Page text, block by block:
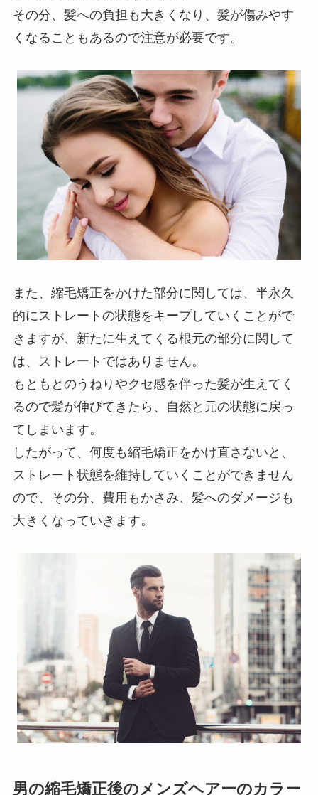
その分、髪への負担も大きくなり、髪が傷みやす
くなることもあるので注意が必要です。
また、縮毛矯正をかけた部分に関しては、半永久
的にストレートの状態をキープしていくことがで
きますが、新たに生えてくる根元の部分に関して
は、ストレートではありません。
もともとのうねりやクセ感を伴った髪が生えてく
るので髪が伸びてきたら、自然と元の状態に戻っ
てしまいます。
したがって、何度も縮毛矯正をかけ直さないと、
ストレート状態を維持していくことができません
ので、その分、費用もかさみ、髪へのダメージも
大きくなっていきます。
男の縮毛矯正後のメンズヘアーのカラー